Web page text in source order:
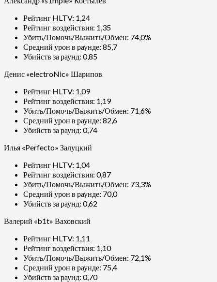
Рейтинг HLTV: 1,24
Рейтинг воздействия: 1,35
Убить/Помочь/Выжить/Обмен: 74,0%
Средний урон в раунде: 85,7
Убийств за раунд: 0,85
Денис «electroNic» Шарипов
Рейтинг HLTV: 1,09
Рейтинг воздействия: 1,19
Убить/Помочь/Выжить/Обмен: 71,6%
Средний урон в раунде: 82,6
Убийств за раунд: 0,74
Илья «Perfecto» Залуцкий
Рейтинг HLTV: 1,04
Рейтинг воздействия: 0,87
Убить/Помочь/Выжить/Обмен: 73,3%
Средний урон в раунде: 70,0
Убийств за раунд: 0,62
Валерий «b1t» Ваховский
Рейтинг HLTV: 1,11
Рейтинг воздействия: 1,10
Убить/Помочь/Выжить/Обмен: 72,1%
Средний урон в раунде: 75,4
Убийств за раунд: 0,70